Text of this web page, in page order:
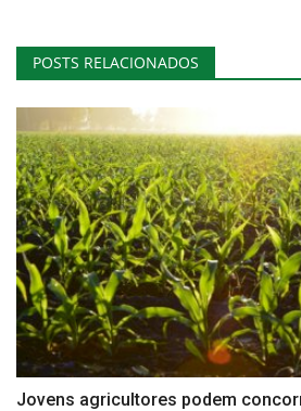
POSTS RELACIONADOS
Jovens agricultores podem